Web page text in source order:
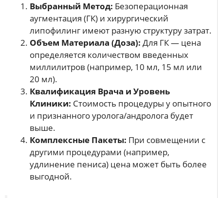
Выбранный Метод: Безоперационная
аугментация (ГК) и хирургический
липофилинг имеют разную структуру затрат.
Объем Материала (Доза): Для ГК — цена
определяется количеством введенных
миллилитров (например, 10 мл, 15 мл или
20 мл).
Квалификация Врача и Уровень
Клиники: Стоимость процедуры у опытного
и признанного уролога/андролога будет
выше.
Комплексные Пакеты: При совмещении с
другими процедурами (например,
удлинение пениса) цена может быть более
выгодной.